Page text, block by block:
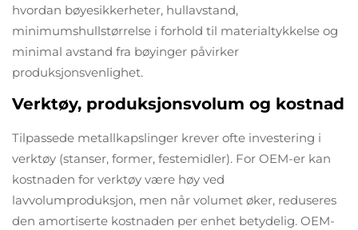
hvordan bøyesikkerheter, hullavstand,
minimumshullstørrelse i forhold til materialtykkelse og
minimal avstand fra bøyinger påvirker
produksjonsvenlighet.
Verktøy, produksjonsvolum og kostnad
Tilpassede metallkapslinger krever ofte investering i
verktøy (stanser, former, festemidler). For OEM-er kan
kostnaden for verktøy være høy ved
lavvolumproduksjon, men når volumet øker, reduseres
den amortiserte kostnaden per enhet betydelig. OEM-